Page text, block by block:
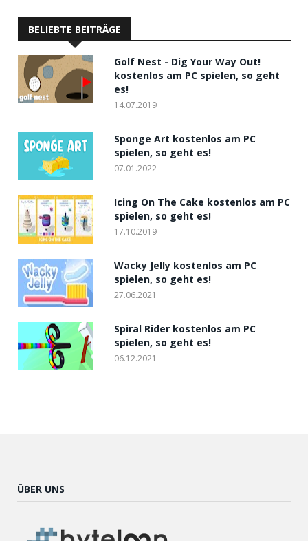
BELIEBTE BEITRÄGE
Golf Nest - Dig Your Way Out!
kostenlos am PC spielen, so geht
es!
14.07.2019
Sponge Art kostenlos am PC
spielen, so geht es!
07.01.2022
Icing On The Cake kostenlos am PC
spielen, so geht es!
17.10.2019
Wacky Jelly kostenlos am PC
spielen, so geht es!
27.06.2021
Spiral Rider kostenlos am PC
spielen, so geht es!
06.12.2021
ÜBER UNS